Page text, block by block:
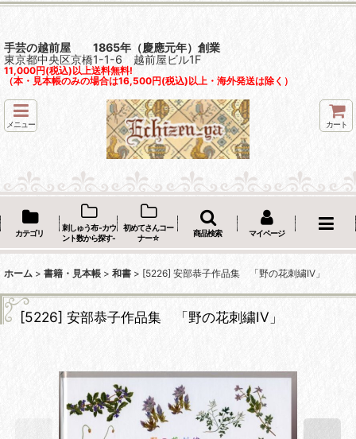
手芸の越前屋 1865年（慶應元年）創業
東京都中央区京橋1-1-6 越前屋ビル1F
11,000円(税込)以上送料無料!
（本・見本帳のみの場合は16,500円(税込)以上・海外発送は除く）
メニュー カート
カテゴリ
刺しゅう布 -カウ
ント数から探す-
初めてさんコー
ナー☆
商品検索 マイページ
ホーム > 書籍・見本帳 > 和書 > [5226] 安部恭子作品集 「野の花刺繍IV」
[5226] 安部恭子作品集 「野の花刺繍IV」